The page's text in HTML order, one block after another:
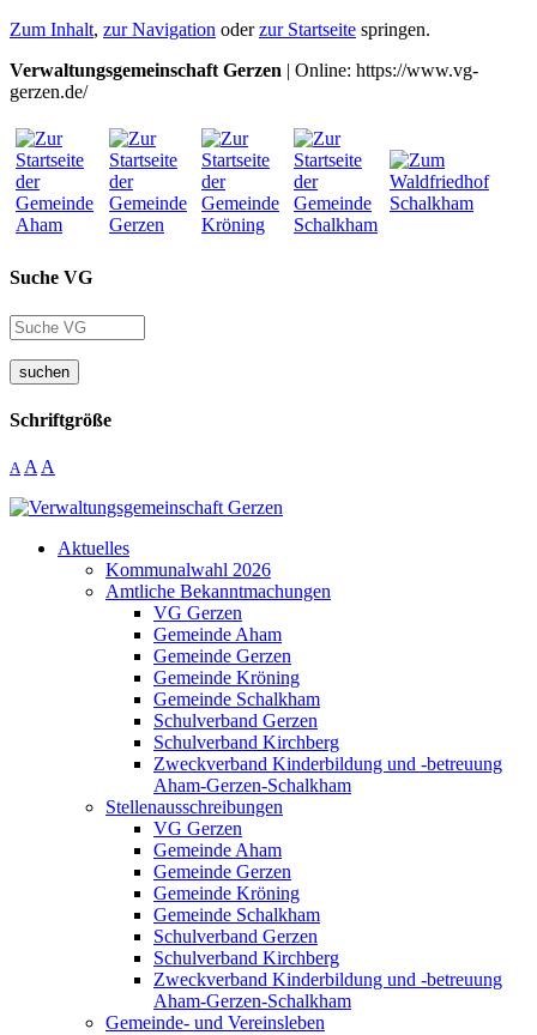
Zum Inhalt, zur Navigation oderzur Startseite springen.
Verwaltungsgemeinschaft Gerzen | Online: https://www.vg-
gerzen.de/
Suche VG
suchen
Schriftgröße
A A A
Aktuelles
Kommunalwahl 2026
Amtliche Bekanntmachungen
VG Gerzen
Gemeinde Aham
Gemeinde Gerzen
Gemeinde Kröning
Gemeinde Schalkham
Schulverband Gerzen
Schulverband Kirchberg
Zweckverband Kinderbildung und -betreuung
Aham-Gerzen-Schalkham
Stellenausschreibungen
VG Gerzen
Gemeinde Aham
Gemeinde Gerzen
Gemeinde Kröning
Gemeinde Schalkham
Schulverband Gerzen
Schulverband Kirchberg
Zweckverband Kinderbildung und -betreuung
Aham-Gerzen-Schalkham
Gemeinde- und Vereinsleben